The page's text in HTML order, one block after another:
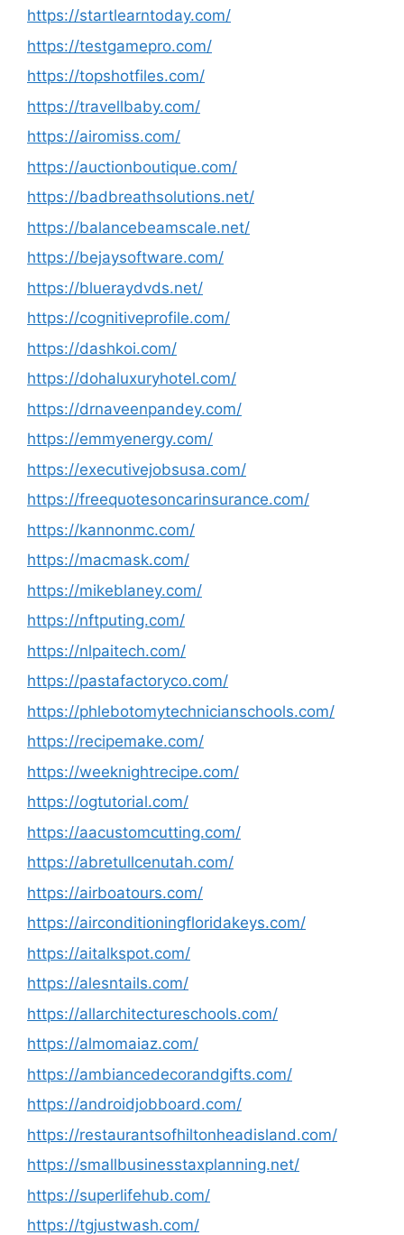
https://startlearntoday.com/
https://testgamepro.com/
https://topshotfiles.com/
https://travellbaby.com/
https://airomiss.com/
https://auctionboutique.com/
https://badbreathsolutions.net/
https://balancebeamscale.net/
https://bejaysoftware.com/
https://blueraydvds.net/
https://cognitiveprofile.com/
https://dashkoi.com/
https://dohaluxuryhotel.com/
https://drnaveenpandey.com/
https://emmyenergy.com/
https://executivejobsusa.com/
https://freequotesoncarinsurance.com/
https://kannonmc.com/
https://macmask.com/
https://mikeblaney.com/
https://nftputing.com/
https://nlpaitech.com/
https://pastafactoryco.com/
https://phlebotomytechnicianschools.com/
https://recipemake.com/
https://weeknightrecipe.com/
https://ogtutorial.com/
https://aacustomcutting.com/
https://abretullcenutah.com/
https://airboatours.com/
https://airconditioningfloridakeys.com/
https://aitalkspot.com/
https://alesntails.com/
https://allarchitectureschools.com/
https://almomaiaz.com/
https://ambiancedecorandgifts.com/
https://androidjobboard.com/
https://restaurantsofhiltonheadisland.com/
https://smallbusinesstaxplanning.net/
https://superlifehub.com/
https://tgjustwash.com/